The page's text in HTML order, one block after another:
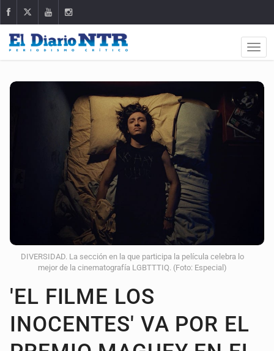
DIVERSIDAD. La sección en la que participa la película celebra lo
mejor de la cinematografía LGBTTTIQ. (Foto: Especial)
'EL FILME LOS
INOCENTES' VA POR EL